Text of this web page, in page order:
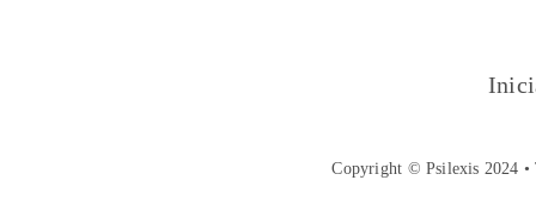
Copyright © Psilexis 2024 •